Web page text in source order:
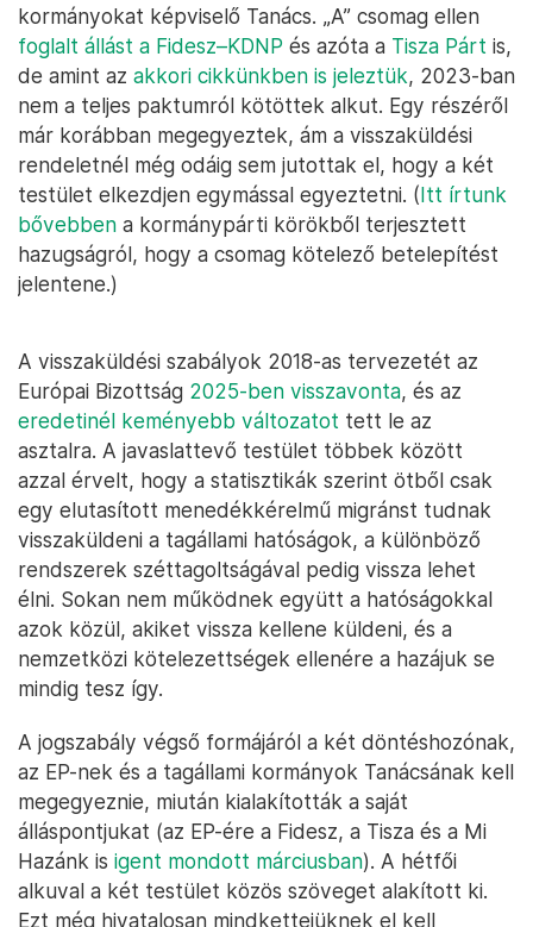
kormányokat képviselő Tanács. „A” csomag ellen
foglalt állást a Fidesz–KDNP és azóta a Tisza Párt is,
de amint az akkori cikkünkben is jeleztük, 2023-ban
nem a teljes paktumról kötöttek alkut. Egy részéről
már korábban megegyeztek, ám a visszaküldési
rendeletnél még odáig sem jutottak el, hogy a két
testület elkezdjen egymással egyeztetni. (Itt írtunk
bővebben a kormánypárti körökből terjesztett
hazugságról, hogy a csomag kötelező betelepítést
jelentene.)
A visszaküldési szabályok 2018-as tervezetét az
Európai Bizottság 2025-ben visszavonta, és az
eredetinél keményebb változatot tett le az
asztalra. A javaslattevő testület többek között
azzal érvelt, hogy a statisztikák szerint ötből csak
egy elutasított menedékkérelmű migránst tudnak
visszaküldeni a tagállami hatóságok, a különböző
rendszerek széttagoltságával pedig vissza lehet
élni. Sokan nem működnek együtt a hatóságokkal
azok közül, akiket vissza kellene küldeni, és a
nemzetközi kötelezettségek ellenére a hazájuk se
mindig tesz így.
A jogszabály végső formájáról a két döntéshozónak,
az EP-nek és a tagállami kormányok Tanácsának kell
megegyeznie, miután kialakították a saját
álláspontjukat (az EP-ére a Fidesz, a Tisza és a Mi
Hazánk is igent mondott márciusban). A hétfői
alkuval a két testület közös szöveget alakított ki.
Ezt még hivatalosan mindkettejüknek el kell